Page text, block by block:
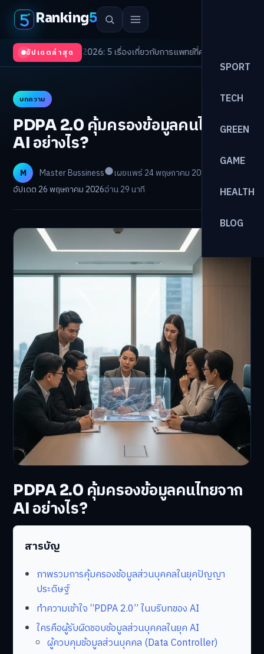
Ranking5
SPORT
TECH
GREEN
GAME
HEALTH
BLOG
อัปเดตล่าสุด
Trends 2026: 5 เรื่องเกี่ยวกับการแพทย์ที่ควรรู้/ดอกเบี้ยขาขึ้นรอบใหม่!
บทความ
PDPA 2.0 คุ้มครองข้อมูลคนไทยจาก
AI อย่างไร?
M Master Bussiness
เผยแพร่ 24 พฤษภาคม 2026
อัปเดต 26 พฤษภาคม 2026อ่าน 29 นาที
PDPA 2.0 คุ้มครองข้อมูลคนไทยจาก
AI อย่างไร?
สารบัญ
ภาพรวมการคุ้มครองข้อมูลส่วนบุคคลในยุคปัญญา
ประดิษฐ์
ทำความเข้าใจ “PDPA 2.0” ในบริบทของ AI
ใครคือผู้รับผิดชอบข้อมูลส่วนบุคคลในยุค AI
ผู้ควบคุมข้อมูลส่วนบุคคล (Data Controller)